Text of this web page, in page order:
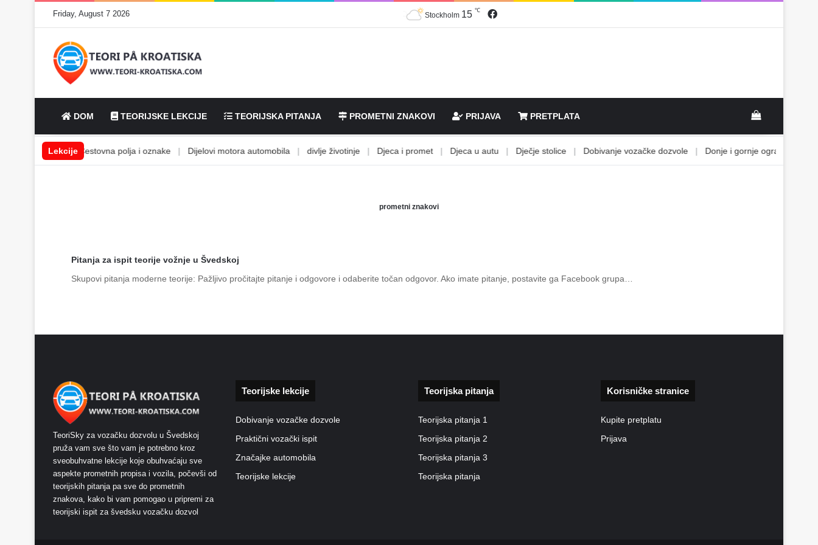
Friday, August 7 2026 Stockholm 15 ℃ Facebook
DOM TEORIJSKE LEKCIJE TEORIJSKA PITANJA PROMETNI ZNAKOVI PRIJAVA PRETPLATA View your
Lekcije
| Cestovna polja i oznake | Dijelovi motora automobila | divlje životinje | Djeca i promet | Djeca u autu | Dječje stolice | Dobivanje vozačke dozvole | Donje i gornje ograničenje
prometni znakovi
Pitanja za ispit teorije vožnje u Švedskoj
Skupovi pitanja moderne teorije: Pažljivo pročitajte pitanje i odgovore i odaberite točan odgovor. Ako imate pitanje, postavite ga Facebook grupa…
TeoriSky za vozačku dozvolu u Švedskoj
pruža vam sve što vam je potrebno kroz
sveobuhvatne lekcije koje obuhvaćaju sve
aspekte prometnih propisa i vozila, počevši od
teorijskih pitanja pa sve do prometnih
znakova, kako bi vam pomogao u pripremi za
teorijski ispit za švedsku vozačku dozvol
Teorijske lekcije
Dobivanje vozačke dozvole
Praktični vozački ispit
Značajke automobila
Teorijske lekcije
Teorijska pitanja
Teorijska pitanja 1
Teorijska pitanja 2
Teorijska pitanja 3
Teorijska pitanja
Korisničke stranice
Kupite pretplatu
Prijava